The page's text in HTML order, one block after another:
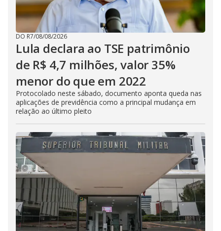
DO R7/08/08/2026
Lula declara ao TSE patrimônio
de R$ 4,7 milhões, valor 35%
menor do que em 2022
Protocolado neste sábado, documento aponta queda nas
aplicações de previdência como a principal mudança em
relação ao último pleito